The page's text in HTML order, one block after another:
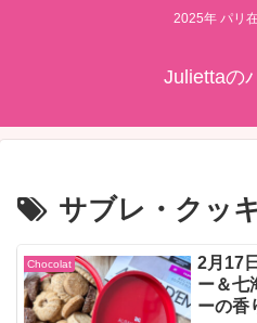
2025年 パリ
Juliettaの
サブレ・クッ
Chocolat
2月17
ー＆七
ーの香